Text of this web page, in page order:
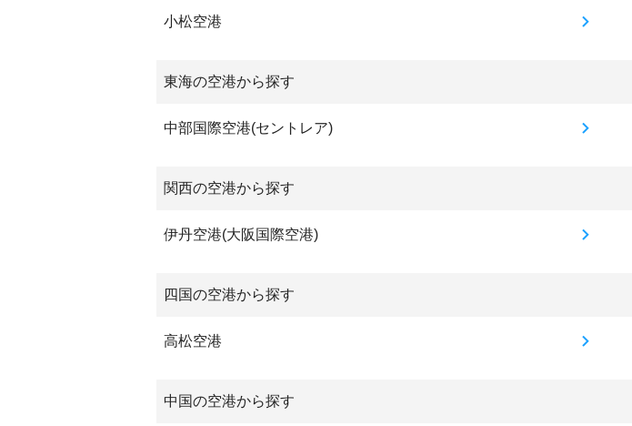
小松空港
東海の空港から探す
中部国際空港(セントレア)
関西の空港から探す
伊丹空港(大阪国際空港)
四国の空港から探す
高松空港
中国の空港から探す